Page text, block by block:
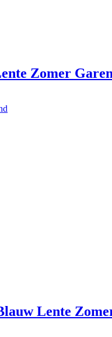
Zomer
Lente